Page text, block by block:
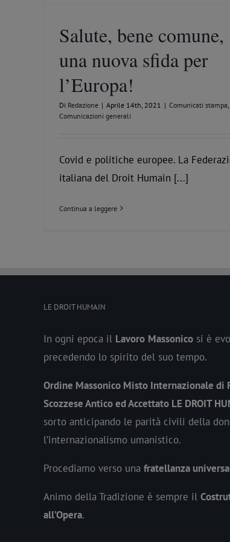
Salute, bene comune,
una nuova sfida per
l’Europa!
Di Redazione | Aprile 14th, 2021 | Comunicati stampa
Comunicazioni generali
Covid e politiche europee. La
italiana del Droit Humain [...]
Continua a leggere
LE DROIT HUMAIN
In ogni epoca il Lavoro Massonico si è
precedendo lo spirito del suo tempo.
Ordine Massonico Misto Internazionale di
Scozzese Antico ed Accettato LE DROIT
sorto anticipando le parità civili della
l’internazionalismo umanistico.
Procediamo verso una fratellanza
Animo della Tradizione è sempre il
all’Opera.